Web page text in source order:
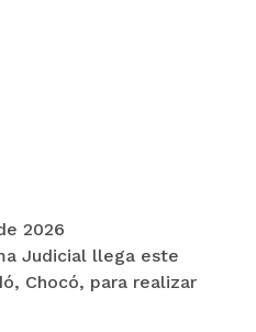
2026
Judicial llega este
Chocó, para realizar